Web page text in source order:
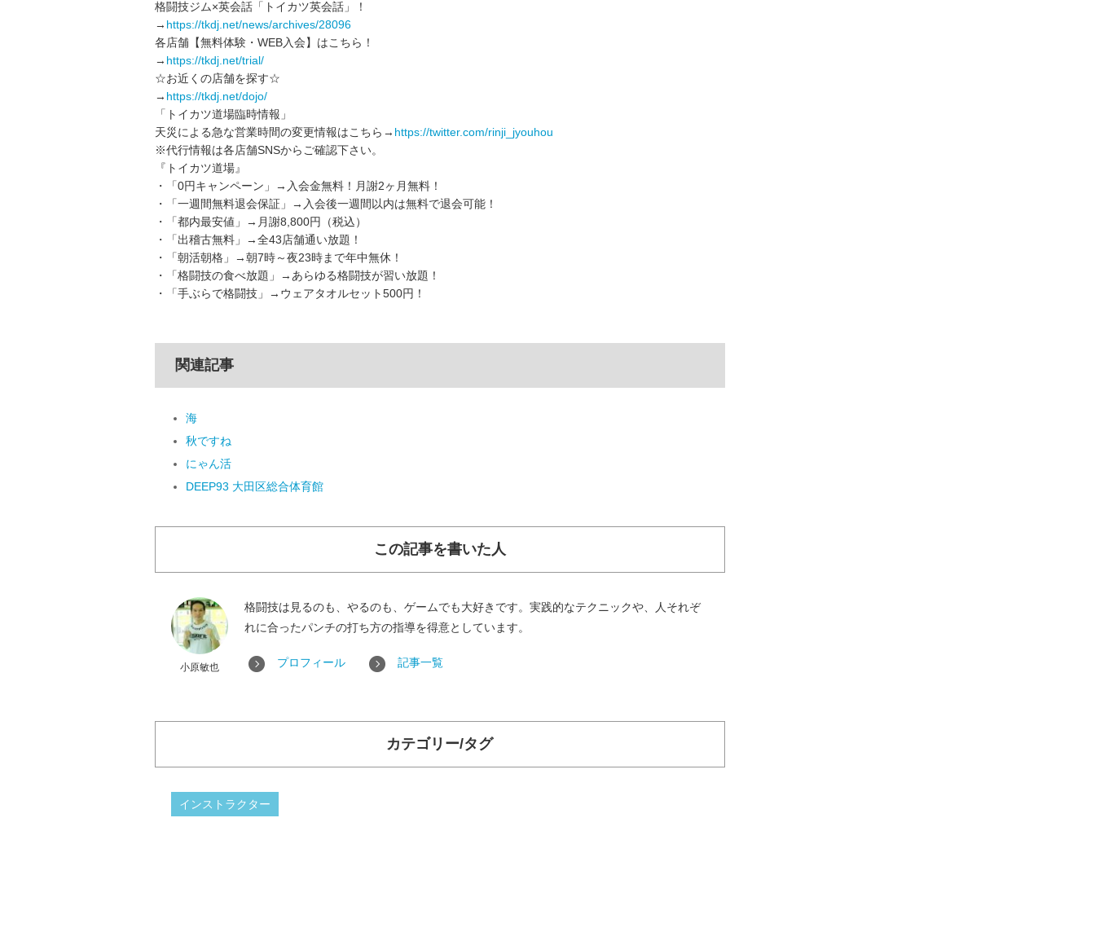
格闘技ジム×英会話「トイカツ英会話」！
→ https://tkdj.net/news/archives/28096
各店舗【無料体験・WEB入会】はこちら！
→ https://tkdj.net/trial/
☆お近くの店舗を探す☆
→ https://tkdj.net/dojo/
「トイカツ道場臨時情報」
天災による急な営業時間の変更情報はこちら→ https://twitter.com/rinji_jyouhou
※代行情報は各店舗SNSからご確認下さい。
『トイカツ道場』
・「0円キャンペーン」→入会金無料！月謝2ヶ月無料！
・「一週間無料退会保証」→入会後一週間以内は無料で退会可能！
・「都内最安値」→月謝8,800円（税込）
・「出稽古無料」→全43店舗通い放題！
・「朝活朝格」→朝7時～夜23時まで年中無休！
・「格闘技の食べ放題」→あらゆる格闘技が習い放題！
・「手ぶらで格闘技」→ウェアタオルセット500円！
関連記事
海
秋ですね
にゃん活
DEEP93 大田区総合体育館
この記事を書いた人
小原敏也
格闘技は見るのも、やるのも、ゲームでも大好きです。実践的なテクニックや、人それぞ
れに合ったパンチの打ち方の指導を得意としています。
プロフィール 記事一覧
カテゴリー/タグ
インストラクター